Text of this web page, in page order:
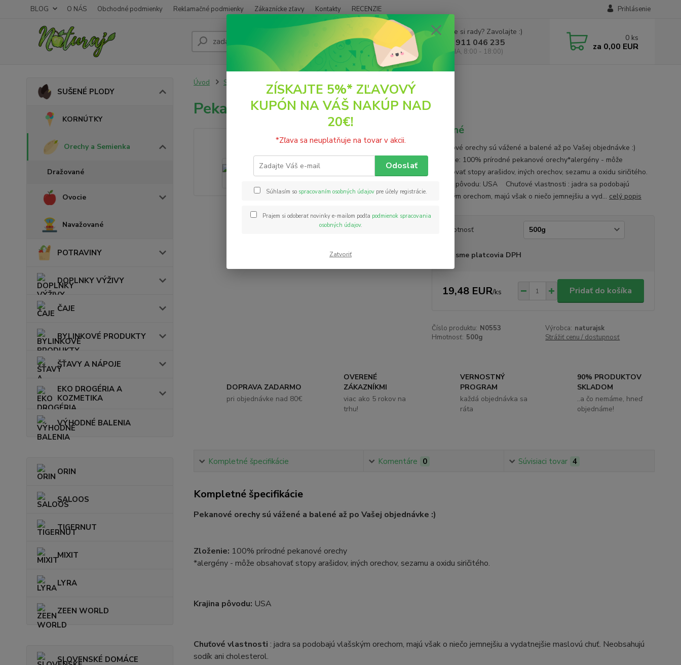
BLOG O NÁS Obchodné podmienky Reklamačné podmienky Zákaznícke zľavy Kontakty RECENZIE Prihlásenie
Hľadať
Neviete si rady? Zavolajte :)
+421 911 046 235
(PO - PIA, 8:00 - 18:00)
0 ks
za 0,00 EUR
SUŠENÉ PLODY
KORNÚTKY
Orechy a Semienka
Dražované
Ovocie
Navažované
POTRAVINY
DOPLNKY VÝŽIVY
ČAJE
BYLINKOVÉ PRODUKTY
ŠŤAVY A NÁPOJE
EKO DROGÉRIA A
KOZMETIKA
VÝHODNÉ BALENIA
ORIN
SALOOS
TIGERNUT
MIXIT
LYRA
ZEEN WORLD
SLOVENSKÉ DOMÁCE
Úvod SUŠENÉ PLODY Orechy a Semienka Pekanové orechy
Pekanové orechy
vážené
Pekanové orechy sú vážené a balené až po Vašej objednávke :)
Zloženie: 100% prírodné pekanové orechy*alergény - môže
obsahovať stopy arašidov, iných orechov, sezamu a oxidu siričitého.
Krajina pôvodu: USA Chuťové vlastnosti : jadra sa podobajú
vlašským orechom, majú však o niečo jemnejšiu a vyd... celý popis
Hmotnosť
Nie sme platcovia DPH
19,48 EUR/ks Pridať do košíka
Číslo produktu: N0553 Výrobca: naturajsk
Hmotnosť: 500g Strážiť cenu / dostupnosť
DOPRAVA ZADARMO
pri objednávke nad 80€
OVERENÉ
ZÁKAZNÍKMI
viac ako 5 rokov na
trhu!
VERNOSTNÝ
PROGRAM
každá objednávka sa
ráta
90% PRODUKTOV
SKLADOM
..a čo nemáme, hneď
objednáme!
Kompletné špecifikácie Komentáre 0 Súvisiaci tovar 4
Kompletné špecifikácie
Pekanové orechy sú vážené a balené až po Vašej objednávke :)
Zloženie: 100% prírodné pekanové orechy
*alergény - môže obsahovať stopy arašidov, iných orechov, sezamu a oxidu siričitého.
Krajina pôvodu: USA
Chuťové vlastnosti : jadra sa podobajú vlašským orechom, majú však o niečo jemnejšiu a vydatnejšie maslovú chuť. Neobsahujú
sodík ani cholesterol.
ZÍSKAJTE 5%* ZĽAVOVÝ
KUPÓN NA VÁŠ NAKÚP NAD
20€!
*Zľava sa neuplatňuje na tovar v akcii.
Odoslať
Súhlasím so spracovaním osobných údajov pre účely registrácie.
Prajem si odoberať novinky e-mailom podľa podmienok spracovania
osobných údajov.
Zatvoriť